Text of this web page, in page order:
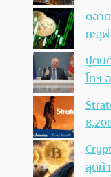
ตลา
ทะลุ
ปูติน
โทฯ
สุดท้